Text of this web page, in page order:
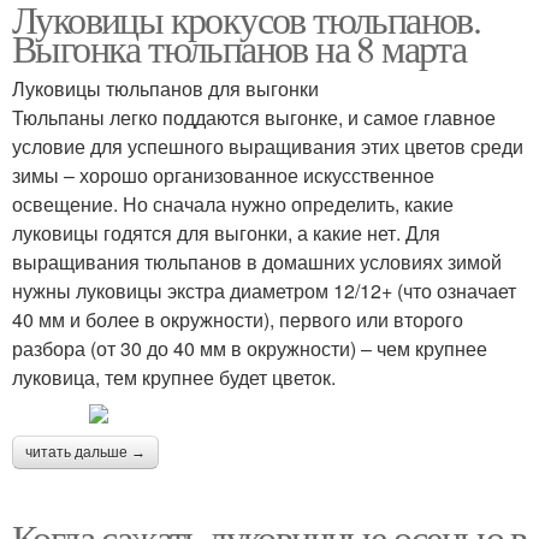
Луковицы крокусов тюльпанов.
Выгонка тюльпанов на 8 марта
Луковицы тюльпанов для выгонки
Тюльпаны легко поддаются выгонке, и самое главное
условие для успешного выращивания этих цветов среди
зимы – хорошо организованное искусственное
освещение. Но сначала нужно определить, какие
луковицы годятся для выгонки, а какие нет. Для
выращивания тюльпанов в домашних условиях зимой
нужны луковицы экстра диаметром 12/12+ (что означает
40 мм и более в окружности), первого или второго
разбора (от 30 до 40 мм в окружности) – чем крупнее
луковица, тем крупнее будет цветок.
читать дальше →